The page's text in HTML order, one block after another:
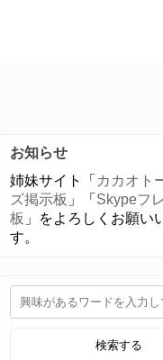
お知らせ
姉妹サイト「 カカオト
ズ掲示板 」「 Skypeフ
板 」をよろしくお願い
す。
検索する